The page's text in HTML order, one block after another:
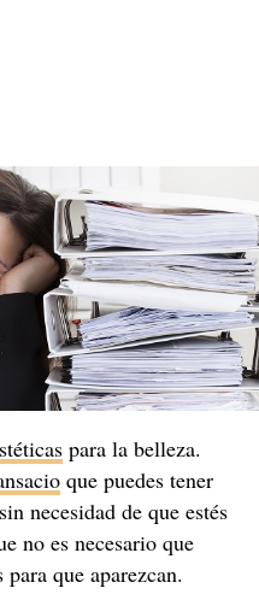
para la belleza.
que puedes tener
necesidad de que estés
no es necesario que
que aparezcan.